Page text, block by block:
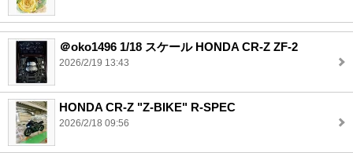
＠oko1496 1/18 スケール HONDA CR-Z ZF-2
2026/2/19 13:43
HONDA CR-Z "Z-BIKE" R-SPEC
2026/2/18 09:56